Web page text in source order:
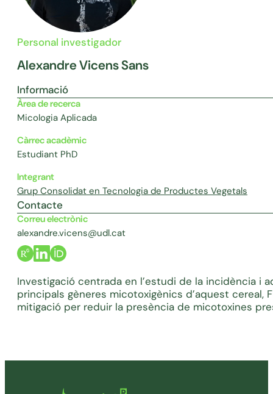
Personal investigador
Alexandre Vicens Sans
Informació
Àrea de recerca
Micologia Aplicada
Càrrec acadèmic
Estudiant PhD
Integrant
Grup Consolidat en Tecnologia de Productes Vegetals
Contacte
Correu electrònic
alexandre.vicens@udl.cat
Investigació centrada en l’estudi de la incidència i
principals gèneres micotoxigènics d’aquest
mitigació per reduir la presència de micotoxines